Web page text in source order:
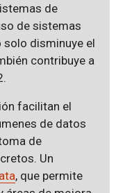
de
de sistemas
solo disminuye el
contribuye a
facilitan el
de datos
de
Un
, que permite